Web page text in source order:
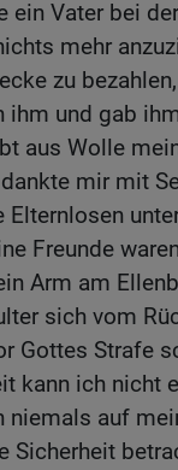
ein Vater bei
mehr
zu bezahlen,
ihm und gab
aus Wolle
mir mit
Elternlosen
Freunde
Arm am
sich vom
Gottes Strafe
kann ich nicht
niemals auf
Sicherheit